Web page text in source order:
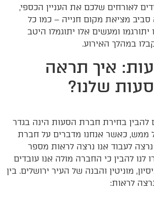
לאורחים שלכם את העניין הכספי,
סביב מציאת מקום חנייה – כמו כל
ומעשים אלו יתוגמלו היטב
במהלך האירוע.
איך תראה
שלנו?
בחירת חברת הסעות הינה בגדר
כאשר אנחנו מדברים על חברת
לעבוד אנו נרצה לראות מספר
לנו להבין כי החברה מולה אנו עובדים
מוניטין והבנה של העיר ירושלים. בין
לראות: